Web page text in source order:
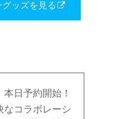
ッズを見る
本日予約開始！
なコラボレーシ